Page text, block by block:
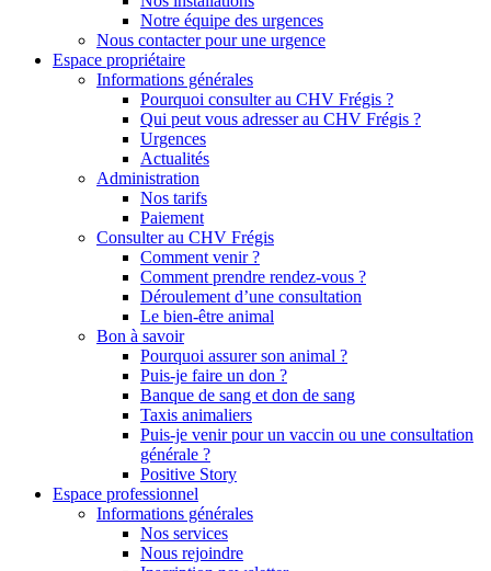
Notre équipe des urgences
Nous contacter pour une urgence
Espace propriétaire
Informations générales
Pourquoi consulter au CHV Frégis ?
Qui peut vous adresser au CHV Frégis ?
Urgences
Actualités
Administration
Nos tarifs
Paiement
Consulter au CHV Frégis
Comment venir ?
Comment prendre rendez-vous ?
Déroulement d’une consultation
Le bien-être animal
Bon à savoir
Pourquoi assurer son animal ?
Puis-je faire un don ?
Banque de sang et don de sang
Taxis animaliers
Puis-je venir pour un vaccin ou une consultation
générale ?
Positive Story
Espace professionnel
Informations générales
Nos services
Nous rejoindre